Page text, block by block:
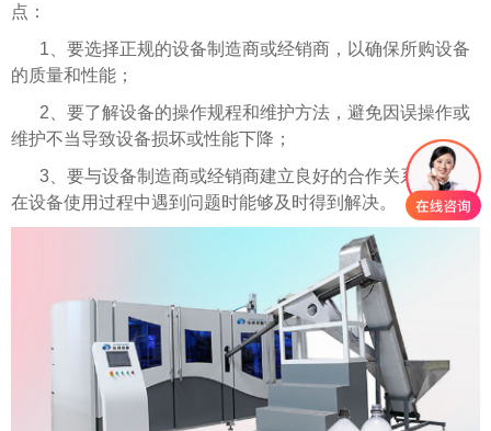
点：
1、要选择正规的设备制造商或经销商，以确保所购设备
的质量和性能；
2、要了解设备的操作规程和维护方法，避免因误操作或
维护不当导致设备损坏或性能下降；
3、要与设备制造商或经销商建立良好的合作关系，以便
在设备使用过程中遇到问题时能够及时得到解决。